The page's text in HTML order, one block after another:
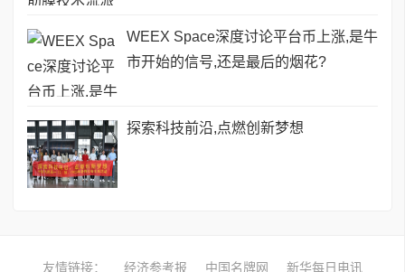
WEEX Space深度讨论平台币上涨,是牛
市开始的信号,还是最后的烟花?
探索科技前沿,点燃创新梦想
友情链接： 经济参考报 中国名牌网 新华每日电讯